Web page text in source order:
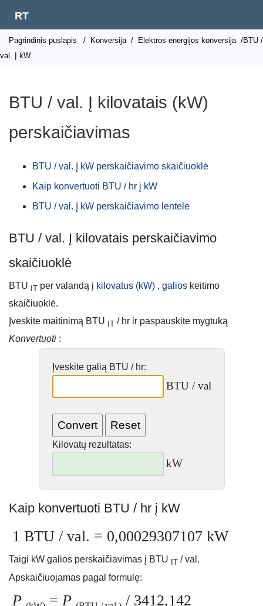
RT
Pagrindinis puslapis / Konversija / Elektros energijos konversija /BTU /
val. Į kW
BTU / val. Į kilovatais (kW)
perskaičiavimas
BTU / val. Į kW perskaičiavimo skaičiuoklė
Kaip konvertuoti BTU / hr į kW
BTU / val. Į kW perskaičiavimo lentelė
BTU / val. Į kilovatais perskaičiavimo
skaičiuoklė
BTU IT per valandą į kilovatus (kW) , galios keitimo
skaičiuoklė.
Įveskite maitinimą BTU IT / hr ir paspauskite mygtuką
Konvertuoti :
Įveskite galią BTU / hr:
BTU / val
Kilovatų rezultatas:
kW
Kaip konvertuoti BTU / hr į kW
1 BTU / val. = 0,00029307107 kW
Taigi kW galios perskaičiavimas į BTU IT / val.
Apskaičiuojamas pagal formulę:
P = P / 3412,142